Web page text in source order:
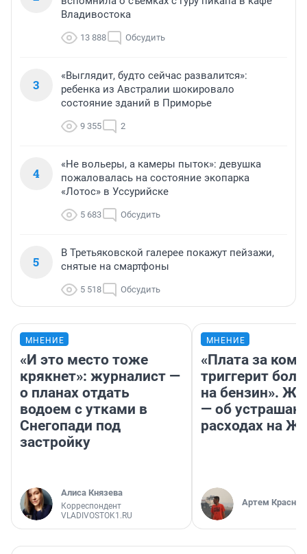
Владивостока
13 888 Обсудить
3
«Выглядит, будто сейчас развалится»:
ребенка из Австралии шокировало
состояние зданий в Приморье
9 355 2
4
«Не вольеры, а камеры пыток»: девушка
пожаловалась на состояние экопарка
«Лотос» в Уссурийске
5 683 Обсудить
5
В Третьяковской галерее покажут пейзажи,
снятые на смартфоны
5 518 Обсудить
МНЕНИЕ
«И это место тоже
крякнет»: журналист —
о планах отдать
водоем с утками в
Снегопади под
застройку
Алиса Князева
Корреспондент
VLADIVOSTOK1.RU
МНЕНИЕ
«Плата за
триггерит
на бензин».
— об
расходах на
Артем Краснов